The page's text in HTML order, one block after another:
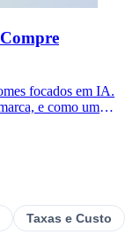
focados em IA.
e como um
Taxas e Custo